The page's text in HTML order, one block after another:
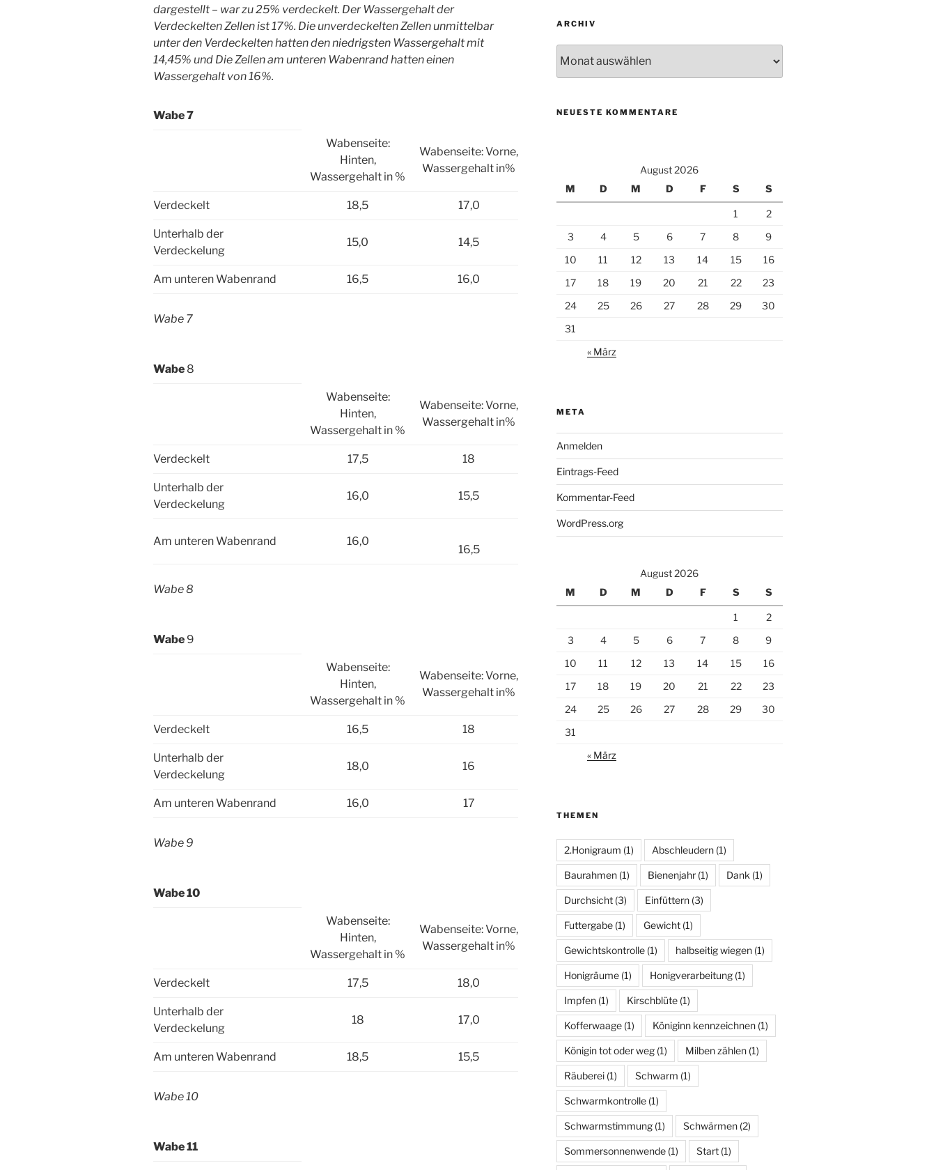
dargestellt – war zu 25% verdeckelt. Der Wassergehalt der
Verdeckelten Zellen ist 17%. Die unverdeckelten Zellen unmittelbar
unter den Verdeckelten hatten den niedrigsten Wassergehalt mit
14,45% und Die Zellen am unteren Wabenrand hatten einen
Wassergehalt von 16%.
Wabe 7
Wabenseite:
Hinten,
Wassergehalt in %
Wabenseite: Vorne,
Wassergehalt in%
Verdeckelt 18,5 17,0
Unterhalb der
Verdeckelung
15,0 14,5
Am unteren Wabenrand 16,5 16,0
Wabe 7
Wabe 8
Wabenseite:
Hinten,
Wassergehalt in %
Wabenseite: Vorne,
Wassergehalt in%
Verdeckelt 17,5 18
Unterhalb der
Verdeckelung
16,0 15,5
Am unteren Wabenrand 16,0
16,5
Wabe 8
Wabe 9
Wabenseite:
Hinten,
Wassergehalt in %
Wabenseite: Vorne,
Wassergehalt in%
Verdeckelt 16,5 18
Unterhalb der
Verdeckelung
18,0 16
Am unteren Wabenrand 16,0 17
Wabe 9
Wabe 10
Wabenseite:
Hinten,
Wassergehalt in %
Wabenseite: Vorne,
Wassergehalt in%
Verdeckelt 17,5 18,0
Unterhalb der
Verdeckelung
18 17,0
Am unteren Wabenrand 18,5 15,5
Wabe 10
Wabe 11
ARCHIV
NEUESTE KOMMENTARE
August 2026
M
D M D F S S
1
2
3
4 5 6 7 8
9
10
11 12 13 14 15
16
17
18 19 20 21 22
23
24
25 26 27 28 29
30
31
« März
META
Anmelden
Eintrags-Feed
Kommentar-Feed
WordPress.org
August 2026
M
D M D F S S
1
2
3
4 5 6 7 8
9
10
11 12 13 14 15
16
17
18 19 20 21 22
23
24
25 26 27 28 29
30
31
« März
THEMEN
2.Honigraum (1) Abschleudern(1)
Baurahmen(1) Bienenjahr(1) Dank (1)
Durchsicht(3) Einfüttern(3)
Futtergabe(1) Gewicht(1)
Gewichtskontrolle(1) halbseitig wiegen(1)
Honigräume(1) Honigverarbeitung(1)
Impfen(1) Kirschblüte(1)
Kofferwaage(1) Königinn kennzeichnen(1)
Königin tot oder weg(1) Milben zählen(1)
Räuberei(1) Schwarm (1)
Schwarmkontrolle(1)
Schwarmstimmung(1) Schwärmen(2)
Sommersonnenwende(1) Start(1)